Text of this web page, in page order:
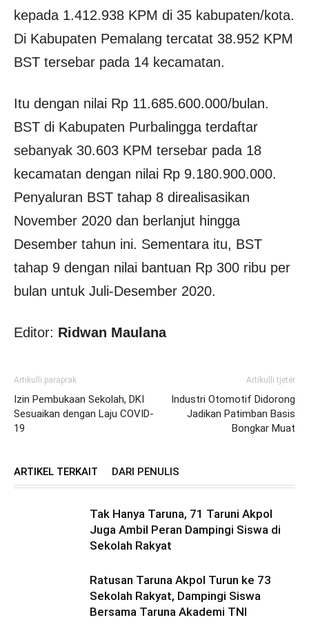
kepada 1.412.938 KPM di 35 kabupaten/kota.
Di Kabupaten Pemalang tercatat 38.952 KPM
BST tersebar pada 14 kecamatan.
Itu dengan nilai Rp 11.685.600.000/bulan.
BST di Kabupaten Purbalingga terdaftar
sebanyak 30.603 KPM tersebar pada 18
kecamatan dengan nilai Rp 9.180.900.000.
Penyaluran BST tahap 8 direalisasikan
November 2020 dan berlanjut hingga
Desember tahun ini. Sementara itu, BST
tahap 9 dengan nilai bantuan Rp 300 ribu per
bulan untuk Juli-Desember 2020.
Editor: Ridwan Maulana
Artikulli paraprak
Izin Pembukaan Sekolah, DKI
Sesuaikan dengan Laju COVID-
19
Artikulli tjetër
Industri Otomotif Didorong
Jadikan Patimban Basis
Bongkar Muat
ARTIKEL TERKAIT DARI PENULIS
Tak Hanya Taruna, 71 Taruni Akpol
Juga Ambil Peran Dampingi Siswa di
Sekolah Rakyat
Ratusan Taruna Akpol Turun ke 73
Sekolah Rakyat, Dampingi Siswa
Bersama Taruna Akademi TNI